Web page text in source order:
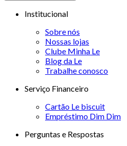
Institucional
Sobre nós
Nossas lojas
Clube Minha Le
Blog da Le
Trabalhe conosco
Serviço Financeiro
Cartão Le biscuit
Empréstimo Dim Dim
Perguntas e Respostas